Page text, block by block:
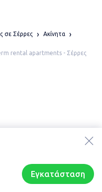
Εγκατάσταση
σε Σέρρες
Ακίνητα
rental apartments - Σέρρες
Sitemap
Χάρτης
Συζητήσεις Προφίλ